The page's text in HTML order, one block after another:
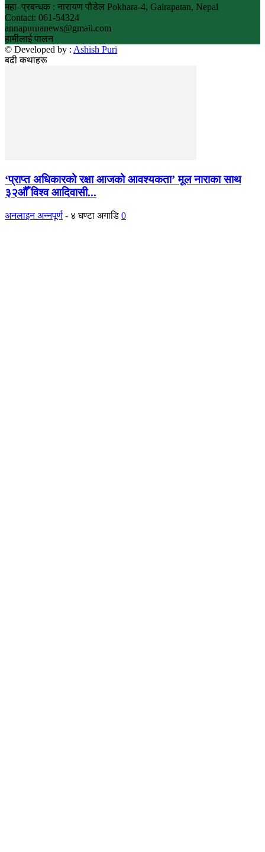
महा–प्रबन्धक : नारायण पौडेल Pokhara-4, Gairapatan, Nepal
Contact: 061-54324
annapurnanews@gmail.com
हामीलाई पालन
© Developed by : Ashish Puri
बढी कथाहरू
‘प्राप्त अधिकारको रक्षा आजको आवश्यकता’ मूल नाराका साथ
३२औँ विश्व आदिवासी...
अनलाइन अन्नपूर्ण - ४ घण्टा अगाडि 0